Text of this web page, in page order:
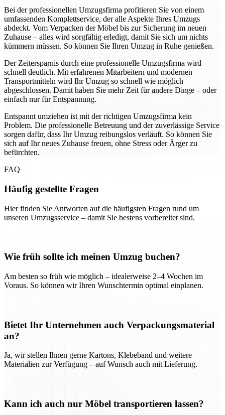
Bei der professionellen Umzugsfirma profitieren Sie von einem
umfassenden Komplettservice, der alle Aspekte Ihres Umzugs
abdeckt. Vom Verpacken der Möbel bis zur Sicherung im neuen
Zuhause – alles wird sorgfältig erledigt, damit Sie sich um nichts
kümmern müssen. So können Sie Ihren Umzug in Ruhe genießen.
Der Zeitersparnis durch eine professionelle Umzugsfirma wird
schnell deutlich. Mit erfahrenen Mitarbeitern und modernen
Transportmitteln wird Ihr Umzug so schnell wie möglich
abgeschlossen. Damit haben Sie mehr Zeit für andere Dinge – oder
einfach nur für Entspannung.
Entspannt umziehen ist mit der richtigen Umzugsfirma kein
Problem. Die professionelle Betreuung und der zuverlässige Service
sorgen dafür, dass Ihr Umzug reibungslos verläuft. So können Sie
sich auf Ihr neues Zuhause freuen, ohne Stress oder Ärger zu
befürchten.
FAQ
Häufig gestellte Fragen
Hier finden Sie Antworten auf die häufigsten Fragen rund um
unseren Umzugsservice – damit Sie bestens vorbereitet sind.
Wie früh sollte ich meinen Umzug buchen?
Am besten so früh wie möglich – idealerweise 2–4 Wochen im
Voraus. So können wir Ihren Wunschtermin optimal einplanen.
Bietet Ihr Unternehmen auch Verpackungsmaterial
an?
Ja, wir stellen Ihnen gerne Kartons, Klebeband und weitere
Materialien zur Verfügung – auf Wunsch auch mit Lieferung.
Kann ich auch nur Möbel transportieren lassen?